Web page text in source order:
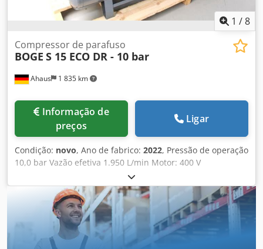
1 /8
Ahaus 1 835 km
Compressor de parafuso
BOGE S 15 ECO DR - 10 bar
preços
Ligar
Condição: novo, Ano de fabrico: 2022, Pressão de operação
10,0 bar Vazão efetiva 1.950 L/min Motor: 400 V
Capacidade do reservatório: 250 litros Peso da máquina
aprox. 467 kg Necessidade total de potência: 15,0 kW
Dimensões C-L-A: 1915 x 650 x 1640 mm Máquina de
exposição / nunca utilizada Nova linha de modelos BOGE
SOLID ~ Preço de tabela: 13.576 euros / preço especial sob
consulta Fabricado na Alemanha Equipamento: - Com